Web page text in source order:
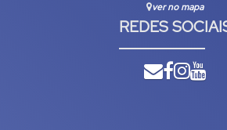
ver no mapa
REDES